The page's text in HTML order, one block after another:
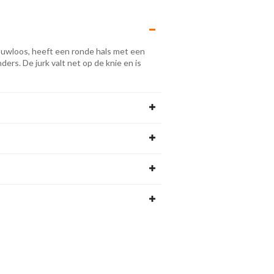
heeft een ronde hals met een
De jurk valt net op de knie en is